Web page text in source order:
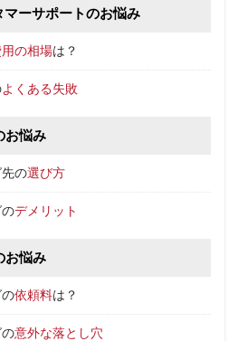
ーサポートのお悩み
の相場は？
よくある失敗
お悩み
の選び方
デメリット
お悩み
依頼料は？
意外な落とし穴